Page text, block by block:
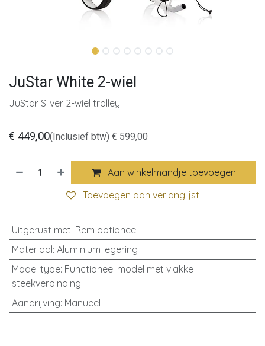
JuStar White 2-wiel
JuStar Silver 2-wiel trolley
€ 449,00(Inclusief btw) €599,00
Aan winkelmandje toevoegen
Toevoegen aan verlanglijst
Uitgerust met: Rem optioneel
Materiaal: Aluminium legering
Model type: Functioneel model met vlakke
steekverbinding
Aandrijving: Manueel